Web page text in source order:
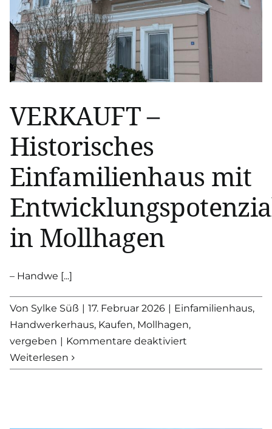
VERKAUFT –
Historisches
Einfamilienhaus mit
in Mollhagen
– Handwe [...]
Von Sylke Süß | 17. Februar 2026 | Einfamilienhaus,
Handwerkerhaus, Kaufen, Mollhagen,
vergeben | Kommentare deaktiviert
–
Weiterlesen